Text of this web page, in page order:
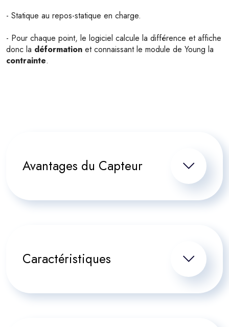
- Statique au repos-statique en charge.
- Pour chaque point, le logiciel calcule la différence et affiche
donc la déformation et connaissant le module de Young la
contrainte.
Avantages du Capteur
Caractéristiques